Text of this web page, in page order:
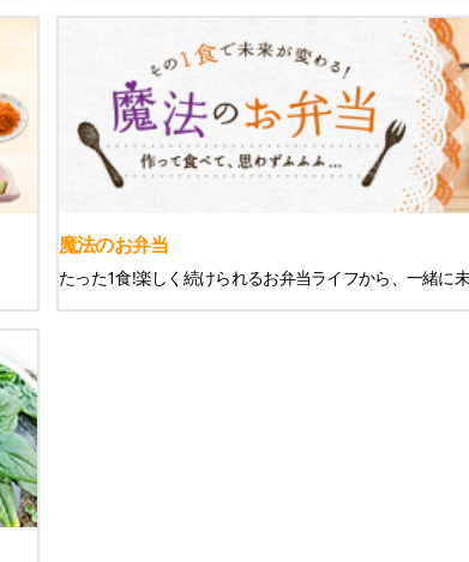
魔法のお弁当
たった1食!楽しく続けられるお弁当ライフから、一緒に